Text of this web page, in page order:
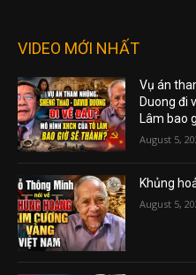
VIDEO MỚI NHẤT
Vụ án
Duong đi
Lâm bao
August 5,
Khủng
August 5,